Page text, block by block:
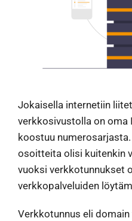
Jokaisella internetiin
verkkosivustolla on oma
koostuu
osoitteita olisi kuitenkin
vuoksi verkkotunnukset
verkkopalveluiden
Verkkotunnus eli